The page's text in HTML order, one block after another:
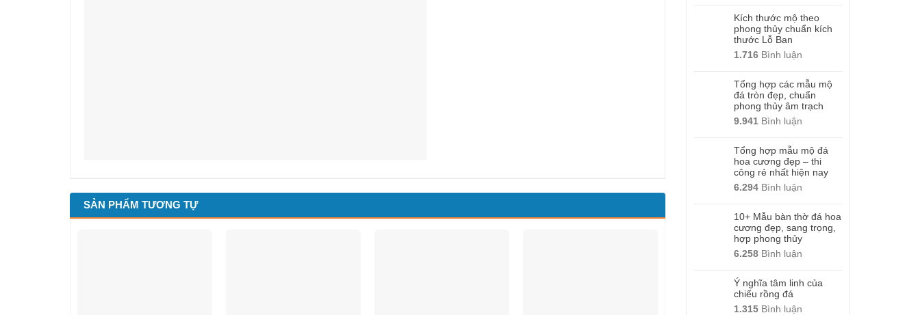
Kích thước mộ theo
phong thủy chuẩn kích
thước Lỗ Ban
1.716 Bình luận
Tổng hợp các mẫu mộ
đá tròn đẹp, chuẩn
phong thủy âm trạch
9.941 Bình luận
Tổng hợp mẫu mộ đá
hoa cương đẹp – thi
công rẻ nhất hiện nay
6.294 Bình luận
10+ Mẫu bàn thờ đá hoa
cương đẹp, sang trọng,
hợp phong thủy
6.258 Bình luận
Ý nghĩa tâm linh của
chiếu rồng đá
1.315 Bình luận
SẢN PHẨM TƯƠNG TỰ